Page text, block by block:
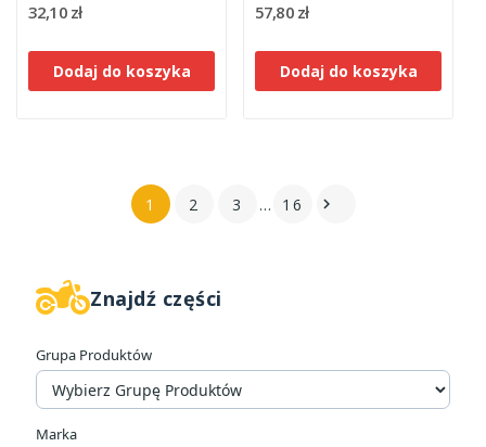
W magazynie 132
Cena
Znajdź części
Grupa Produktów
Marka
32,10 zł
Dodaj do koszyka
57,80 zł
Dodaj do koszyka
1 2 3 … 16 